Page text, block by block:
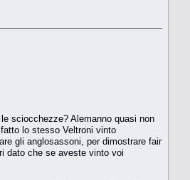
sciocchezze? Alemanno quasi non
lo stesso Veltroni vinto
gli anglosassoni, per dimostrare fair
dato che se aveste vinto voi